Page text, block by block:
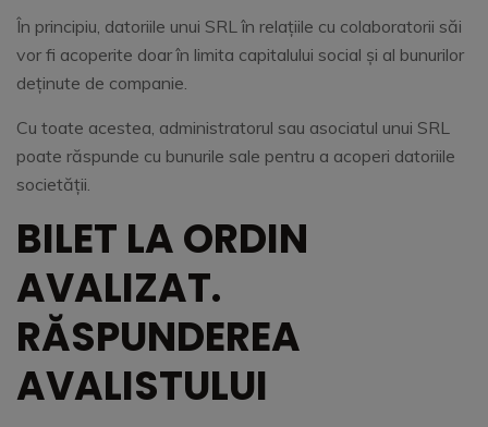
În principiu, datoriile unui SRL în relațiile cu colaboratorii săi
vor fi acoperite doar în limita capitalului social și al bunurilor
deținute de companie.
Cu toate acestea, administratorul sau asociatul unui SRL
poate răspunde cu bunurile sale pentru a acoperi datoriile
societății.
BILET LA ORDIN
AVALIZAT.
RĂSPUNDEREA
AVALISTULUI